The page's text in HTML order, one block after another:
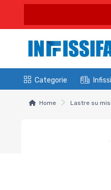
Categorie
Home Lastre su